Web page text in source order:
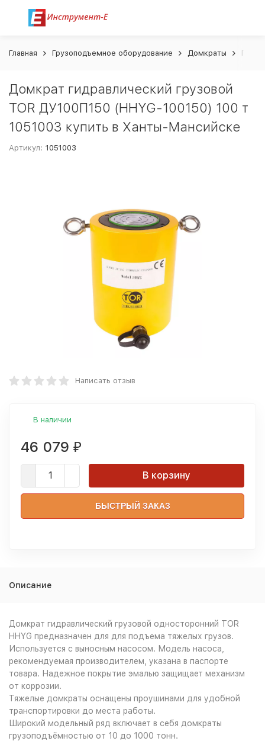
Главная Грузоподъемное оборудование Домкраты
Домкрат гидравлический грузовой
TOR ДУ100П150 (HHYG-100150) 100 т
1051003 купить в Ханты-Мансийске
Артикул: 1051003
Написать отзыв
В наличии
46 079 ₽
В корзину
БЫСТРЫЙ ЗАКАЗ
Описание
Домкрат гидравлический грузовой односторонний TOR
HHYG предназначен для для подъема тяжелых грузов.
Используется с выносным насосом. Модель насоса,
рекомендуемая производителем, указана в паспорте
товара. Надежное покрытие эмалью защищает механизм
от коррозии.
Тяжелые домкраты оснащены проушинами для удобной
транспортировки до места работы.
Широкий модельный ряд включает в себя домкраты
грузоподъёмностью от 10 до 1000 тонн.